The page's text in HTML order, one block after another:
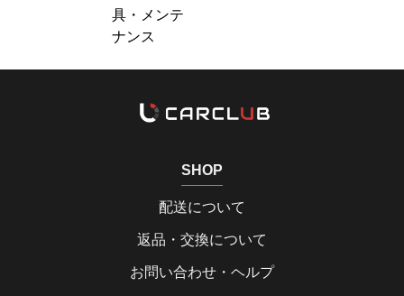
具・メンテ
ナンス
SHOP
配送について
返品・交換について
お問い合わせ・ヘルプ